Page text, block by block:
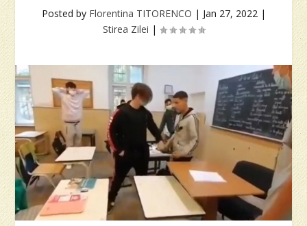
Posted by Florentina TITORENCO | Jan 27, 2022|
Stirea Zilei |